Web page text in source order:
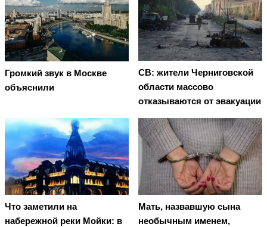
Громкий звук в Москве
объяснили
СВ: жители Черниговской
области массово
отказываются от эвакуации
Что заметили на
набережной реки Мойки: в
Мать, назвавшую сына
необычным именем,